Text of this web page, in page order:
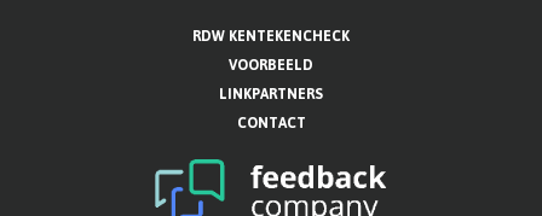
RDW KENTEKENCHECK
VOORBEELD
LINKPARTNERS
CONTACT